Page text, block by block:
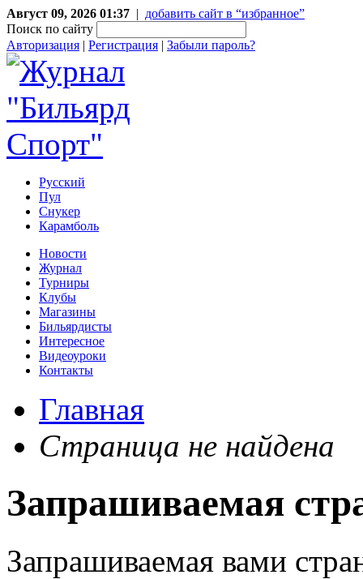
Август 09, 2026 01:37 | добавить сайт в “избранное”
Поиск по сайту
Авторизация | Регистрация | Забыли пароль?
Русский
Пул
Снукер
Карамболь
Новости
Журнал
Турниры
Клубы
Магазины
Бильярдисты
Интересное
Видеоуроки
Контакты
Главная
Страница не найдена
Запрашиваемая
Запрашиваемая вами